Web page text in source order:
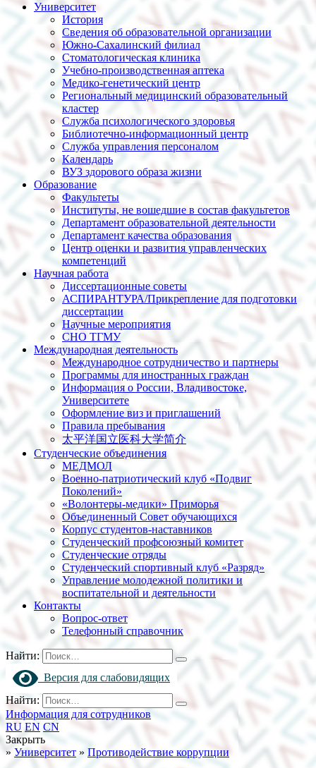
Университет
История
Сведения об образовательной организации
Южно-Сахалинский филиал
Стоматологическая клиника
Учебно-производственная аптека
Медико-генетический центр
Региональный медицинский образовательный
кластер
Служба психологического здоровья
Библиотечно-информационный центр
Служба управления персоналом
Календарь
ВУЗ здорового образа жизни
Образование
Факультеты
Институты, не вошедшие в состав факультетов
Департамент образовательной деятельности
Департамент качества образования
Центр оценки и развития управленческих
компетенций
Научная работа
Диссертационные советы
АСПИРАНТУРА/Прикрепление для подготовки
диссертации
Научные мероприятия
СНО ТГМУ
Международная деятельность
Международное сотрудничество и партнеры
Программы для иностранных граждан
Информация о России, Владивостоке,
Университете
Оформление виз и приглашений
Правила пребывания
太平洋国立医科大学简介
Студенческие объединения
МЕДМОЛ
Военно-патриотический клуб «Подвиг
Поколений»
«Волонтеры-медики» Приморья
Объединенный Совет обучающихся
Корпус студентов-наставников
Студенческий профсоюзный комитет
Студенческие отряды
Студенческий спортивный клуб «Разряд»
Управление молодежной политики и
воспитательной и деятельности
Контакты
Вопрос-ответ
Телефонный справочник
Найти:
Версия для слабовидящих
Найти:
Информация для сотрудников
RU EN CN
Закрыть
» Университет » Противодействие коррупции